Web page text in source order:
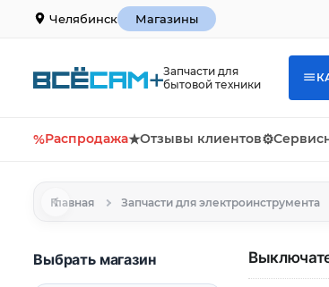
Челябинск Магазины
Запчасти для
бытовой техники
%Распродажа★Отзывы клиентов⚙
Главная Запчасти для электроинструмента
Выбрать магазин